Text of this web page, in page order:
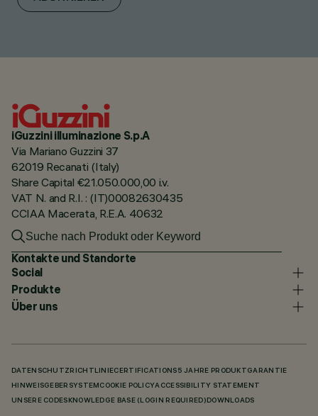
iGuzzini illuminazione S.p.A
Via Mariano Guzzini 37
62019 Recanati (Italy)
Share Capital €21.050.000,00 i.v.
VAT N. and R.I. : (IT)00082630435
CCIAA Macerata, R.E.A. 40632
Kontakte und Standorte
Social
Produkte
Über uns
DATENSCHUTZRICHTLINIECERTIFICATIONS 5 JAHRE PRODUKTGARANTIE
HINWEISGEBERSYSTEM COOKIE POLICYACCESSIBILITY STATEMENT
UNSERE CODES KNOWLEDGE BASE (LOGIN REQUIRED) DOWNLOADS